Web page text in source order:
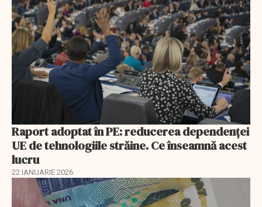
Raport adoptat în PE: reducerea dependenței
UE de tehnologiile străine. Ce înseamnă acest
lucru
22 IANUARIE 2026